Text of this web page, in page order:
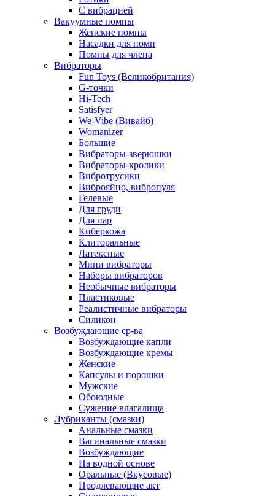
С вибрацией
Вакуумные помпы
Женские помпы
Насадки для помп
Помпы для члена
Вибраторы
Fun Toys (Великобритания)
G-точки
Hi-Tech
Satisfyer
We-Vibe (Вивайб)
Womanizer
Большие
Вибраторы-зверюшки
Вибраторы-кролики
Вибротрусики
Виброяйцо, вибропуля
Гелевые
Для груди
Для пар
Киберкожа
Клиторальные
Латексные
Мини вибраторы
Наборы вибраторов
Необычные вибраторы
Пластиковые
Реалистичные вибраторы
Силикон
Возбуждающие ср-ва
Возбуждающие капли
Возбуждающие кремы
Женские
Капсулы и порошки
Мужские
Обоюдные
Сужение влагалища
Лубриканты (смазки)
Анальные смазки
Вагинальные смазки
Возбуждающие
На водной основе
Оральные (Вкусовые)
Продлевающие акт